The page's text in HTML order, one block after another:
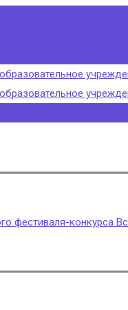
фестиваля-конкурса